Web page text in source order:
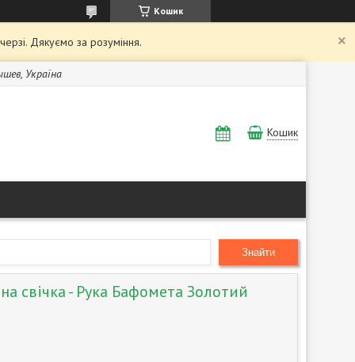
Кошик
Дякуємо за розуміння.
Україна
Кошик
Знайти
свічка - Рука Бафомета Золотий